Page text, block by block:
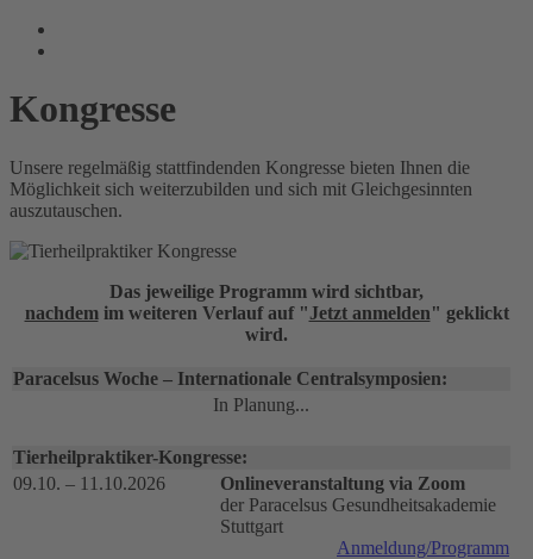
Kongresse
Unsere regelmäßig stattfindenden Kongresse bieten Ihnen die
Möglichkeit sich weiterzubilden und sich mit Gleichgesinnten
auszutauschen.
Das jeweilige Programm wird sichtbar,
nachdemim weiteren Verlauf auf "Jetzt anmelden" geklickt
wird.
Paracelsus Woche – Internationale Centralsymposien:
In Planung...
Tierheilpraktiker-Kongresse:
09.10. – 11.10.2026
Onlineveranstaltung via Zoom
der Paracelsus Gesundheitsakademie
Stuttgart
Anmeldung/Programm